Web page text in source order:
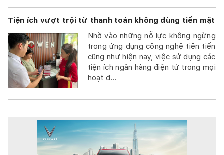
Tiện ích vượt trội từ thanh toán không dùng tiền mặt
Nhờ vào những nỗ lực không ngừng
trong ứng dụng công nghệ tiên tiến
cũng như hiện nay, việc sử dụng các
tiện ích ngân hàng điện tử trong mọi
hoạt đ...